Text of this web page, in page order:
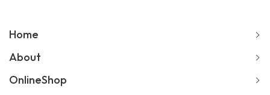
Home
About
OnlineShop